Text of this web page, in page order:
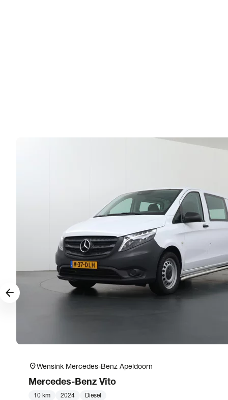
location_onWensink Mercedes-Benz Apeldoorn
Mercedes-Benz Vito
10 km 2024 Diesel
arrow_forward